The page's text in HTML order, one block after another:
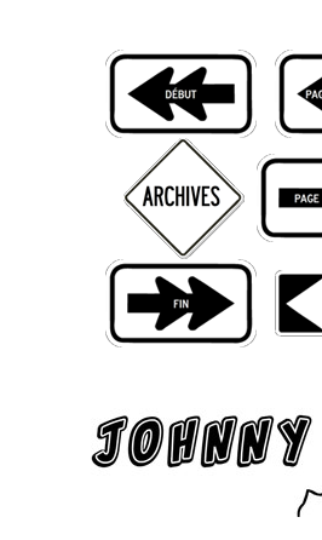
À Propos
Recherche avancée